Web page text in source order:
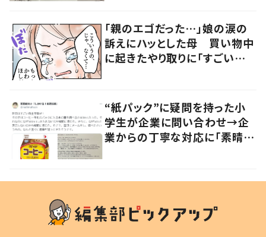
「親のエゴだった…」娘の涙の
訴えにハッとした母 買い物中
に起きたやり取りに「すごい分
“紙パック”に疑問を持った小
学生が企業に問い合わせ→企
業からの丁寧な対応に「素晴ら